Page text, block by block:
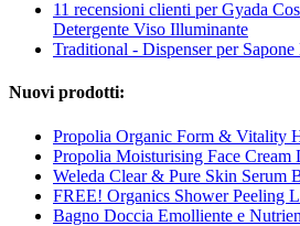
11 recensioni clienti per Gyada
Detergente Viso Illuminante
Traditional - Dispenser per
Nuovi prodotti:
Propolia Organic Form & Vitality
Propolia Moisturising Face Cream
Weleda Clear & Pure Skin Serum
FREE! Organics Shower Peeling
Bagno Doccia Emolliente e